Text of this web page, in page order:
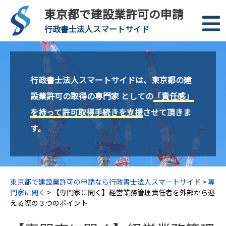
東京都で建設業許可の申請
行政書士法人スマートサイド
行政書士法人スマートサイドは、東京都の建
設業許可の取得の専門家 としての「責任感」
を持って許可取得手続きを支援させて頂きま
す。
東京都で建設業許可の申請なら行政書士法人スマートサイド >専
門家に聞く > 【専門家に聞く】経営業務管理責任者を外部から迎
える際の３つのポイント